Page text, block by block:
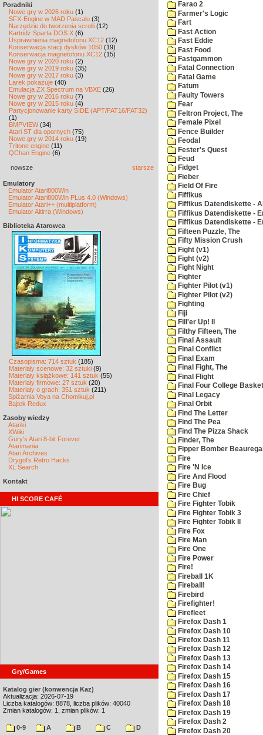
Poradniki
Nowe gry w 2026 roku (1)
SFX-Engine w MAD Pascalu (3)
Narzędzie do tworzenia scrolli (12)
Kartridż Sparta DOS X (6)
Usprawnienia magnetofonu XC12 (12)
Konserwacja stacji dysków 1050 (19)
Konserwacja magnetofonu XC12 (15)
Nowe gry w 2020 roku (2)
Nowe gry w 2019 roku (35)
Nowe gry w 2017 roku (3)
Larek pokazuje (40)
Emulacja ZX Spectrum na VBXE (26)
Nowe gry w 2016 roku (7)
Nowe gry w 2015 roku (4)
Partycjonowanie karty SIDE (APT/FAT16/FAT32)
(1)
BMPVIEW(34)
Atari ST dla opornych (75)
Nowe gry w 2014 roku (19)
Tritone engine (11)
QChan Engine (6)
nowsze starsze
Emulatory
Emulator Atari800Win
Emulator Atari800Win PLus 4.0 (Windows)
Emulator Atari++ (multiplatform)
Emulator Altirra (Windows)
Biblioteka Atarowca
Czasopisma: 714 sztuk (185)
Materiały scenowe: 32 sztuki (9)
Materiały książkowe: 141 sztuk (55)
Materiały firmowe: 27 sztuk (20)
Materiały o grach: 351 sztuk (211)
Spiżarnia Voya na Chomikuj.pl
Bajtek Redux
Zasoby wiedzy
Atariki
XWiki
Gury's Atari 8-bit Forever
Atarimania
Atari Archives
Drygol's Retro Hacks
XL Search
Kontakt
HI SCORE CAFÉ
Gry/Games
Katalog gier (konwencja Kaz)
Aktualizacja: 2026-07-19
Liczba katalogów: 8878, liczba plików: 40040
Zmian katalogów: 1, zmian plików: 1
0-9 A B C
D
Farao 2
Farmer's Logic
Fart
Fast Action
Fast Eddie
Fast Food
Fastgammon
Fatal Connection
Fatal Game
Fatum
Faulty Towers
Fear
Feltron Project, The
Female Pixel
Fence Builder
Feodal
Fester's Quest
Feud
Fidget
Fieber
Field Of Fire
Fiffikus
Fiffikus Datendiskette -
Fiffikus Datendiskette -
Fiffikus Datendiskette -
Fifteen Puzzle, The
Fifty Mission Crush
Fight (v1)
Fight (v2)
Fight Night
Fighter
Fighter Pilot (v1)
Fighter Pilot (v2)
Fighting
Fiji
Fill'er Up! II
Filthy Fifteen, The
Final Assault
Final Conflict
Final Exam
Final Fight, The
Final Flight
Final Four College
Final Legacy
Final Orbit
Find The Letter
Find The Pea
Find The Pizza Shack
Finder, The
Fipper Bomber
Fire
Fire 'N Ice
Fire And Flood
Fire Bug
Fire Chief
Fire Fighter Tobik
Fire Fighter Tobik 3
Fire Fighter Tobik II
Fire Fox
Fire Man
Fire One
Fire Power
Fire!
Fireball 1K
Fireball!
Firebird
Firefighter!
Firefleet
Firefox Dash 1
Firefox Dash 10
Firefox Dash 11
Firefox Dash 12
Firefox Dash 13
Firefox Dash 14
Firefox Dash 15
Firefox Dash 16
Firefox Dash 17
Firefox Dash 18
Firefox Dash 19
Firefox Dash 2
Firefox Dash 20